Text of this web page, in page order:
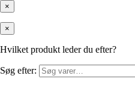
×
×
Hvilket produkt leder du efter?
Søg efter: